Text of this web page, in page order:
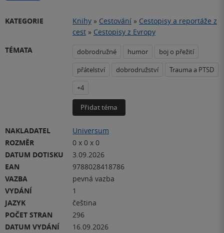
KATEGORIE Knihy » Cestování » Cestopisy a reportáže z
cest » Cestopisy z Evropy
TÉMATA
dobrodružné humor
boj o přežití
přátelství
dobrodružství
Trauma a PTSD
+4
Přidat téma
NAKLADATEL
Universum
ROZMĚR
0 x 0 x 0
DATUM DOTISKU
3.09.2026
EAN
9788028418786
VAZBA
pevná vazba
VYDÁNÍ
1
JAZYK
čeština
POČET STRAN
296
DATUM VYDÁNÍ
16.09.2026